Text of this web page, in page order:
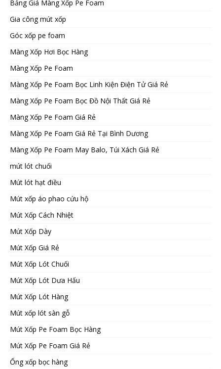
Bảng Giá Màng Xốp Pe Foam
Gia công mút xốp
Góc xốp pe foam
Màng Xốp Hơi Bọc Hàng
Màng Xốp Pe Foam
Màng Xốp Pe Foam Bọc Linh Kiện Điện Tử Giá Rẻ
Màng Xốp Pe Foam Bọc Đồ Nội Thất Giá Rẻ
Màng Xốp Pe Foam Giá Rẻ
Màng Xốp Pe Foam Giá Rẻ Tại Bình Dương
Màng Xốp Pe Foam May Balo, Túi Xách Giá Rẻ
mút lót chuối
Mút lót hạt điều
Mút xốp áo phao cứu hộ
Mút Xốp Cách Nhiệt
Mút Xốp Dày
Mút Xốp Giá Rẻ
Mút Xốp Lót Chuối
Mút Xốp Lót Dưa Hấu
Mút Xốp Lót Hàng
Mút xốp lót sàn gỗ
Mút Xốp Pe Foam Bọc Hàng
Mút Xốp Pe Foam Giá Rẻ
Ống xốp bọc hàng